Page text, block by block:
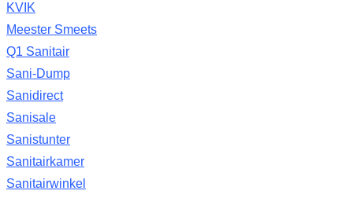
KVIK
Meester Smeets
Q1 Sanitair
Sani-Dump
Sanidirect
Sanisale
Sanistunter
Sanitairkamer
Sanitairwinkel